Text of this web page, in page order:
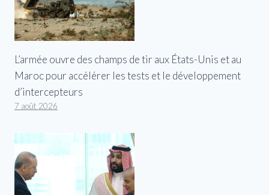
L’armée ouvre des champs de tir aux États-Unis et au
Maroc pour accélérer les tests et le développement
d’intercepteurs
7 août 2026